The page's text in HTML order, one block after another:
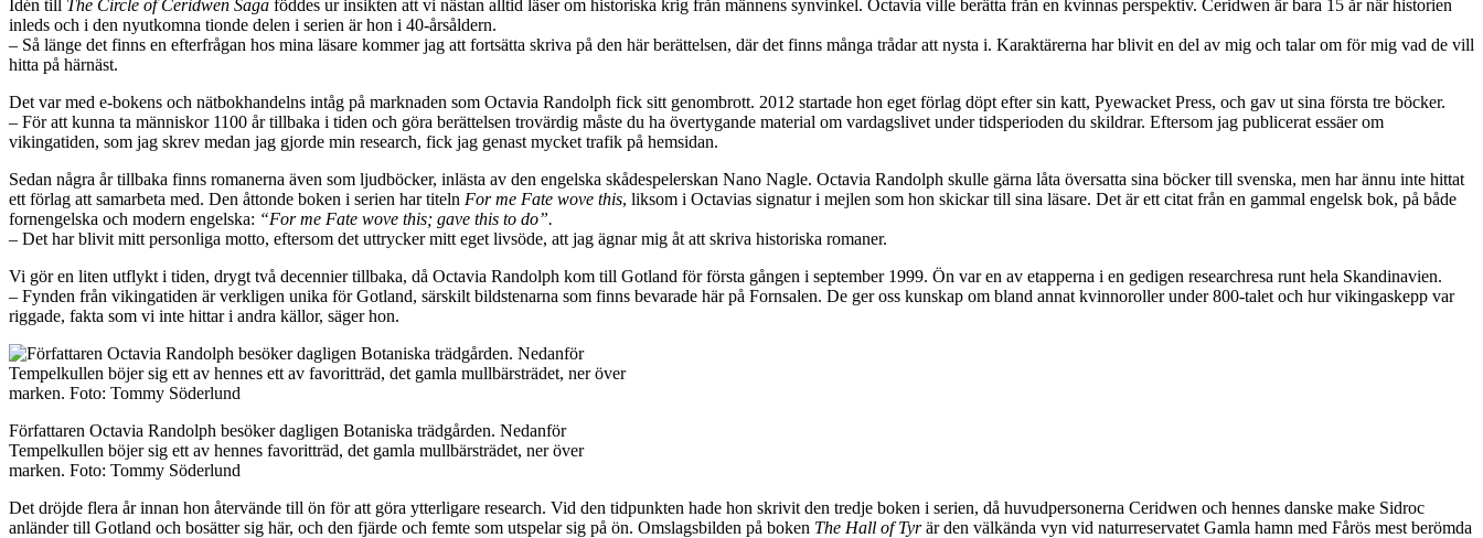
Idén till The Circle of Ceridwen Saga föddes ur insikten att vi nästan alltid läser om historiska krig från männens synvinkel. Octavia ville berätta från en kvinnas perspektiv. Ceridwen är bara 15 år när historien
inleds och i den nyutkomna tionde delen i serien är hon i 40-årsåldern.
– Så länge det finns en efterfrågan hos mina läsare kommer jag att fortsätta skriva på den här berättelsen, där det finns många trådar att nysta i. Karaktärerna har blivit en del av mig och talar om för mig vad de vill
hitta på härnäst.
Det var med e-bokens och nätbokhandelns intåg på marknaden som Octavia Randolph fick sitt genombrott. 2012 startade hon eget förlag döpt efter sin katt, Pyewacket Press, och gav ut sina första tre böcker.
– För att kunna ta människor 1100 år tillbaka i tiden och göra berättelsen trovärdig måste du ha övertygande material om vardagslivet under tidsperioden du skildrar. Eftersom jag publicerat essäer om
vikingatiden, som jag skrev medan jag gjorde min research, fick jag genast mycket trafik på hemsidan.
Sedan några år tillbaka finns romanerna även som ljudböcker, inlästa av den engelska skådespelerskan Nano Nagle. Octavia Randolph skulle gärna låta översatta sina böcker till svenska, men har ännu inte hittat
ett förlag att samarbeta med. Den åttonde boken i serien har titeln For me Fate wove this, liksom i Octavias signatur i mejlen som hon skickar till sina läsare. Det är ett citat från en gammal engelsk bok, på både
fornengelska och modern engelska: “For me Fate wove this; gave this to do”.
– Det har blivit mitt personliga motto, eftersom det uttrycker mitt eget livsöde, att jag ägnar mig åt att skriva historiska romaner.
Vi gör en liten utflykt i tiden, drygt två decennier tillbaka, då Octavia Randolph kom till Gotland för första gången i september 1999. Ön var en av etapperna i en gedigen researchresa runt hela Skandinavien.
– Fynden från vikingatiden är verkligen unika för Gotland, särskilt bildstenarna som finns bevarade här på Fornsalen. De ger oss kunskap om bland annat kvinnoroller under 800-talet och hur vikingaskepp var
riggade, fakta som vi inte hittar i andra källor, säger hon.
Författaren Octavia Randolph besöker dagligen Botaniska trädgården. Nedanför
Tempelkullen böjer sig ett av hennes favoritträd, det gamla mullbärsträdet, ner över
marken. Foto: Tommy Söderlund
Det dröjde flera år innan hon återvände till ön för att göra ytterligare research. Vid den tidpunkten hade hon skrivit den tredje boken i serien, då huvudpersonerna Ceridwen och hennes danske make Sidroc
anländer till Gotland och bosätter sig här, och den fjärde och femte som utspelar sig på ön. Omslagsbilden på boken The Hall of Tyrär den välkända vyn vid naturreservatet Gamla hamn med Fårös mest berömda